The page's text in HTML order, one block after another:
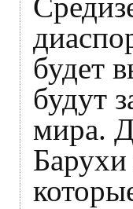
будет
будут
мира.